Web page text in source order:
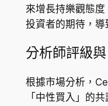
來增長持樂觀態
投資者的期待，導
分析師評級
根據市場分析，
「中性買入」的